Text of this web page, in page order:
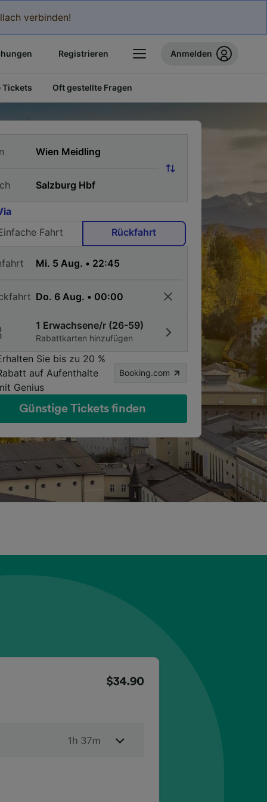
verbinden!
Registrieren Anmelden
Tickets Oft gestellte Fragen
Fahrt
Rückfahrt
1 Erwachsene/r (26-59)
Rabattkarten hinzufügen
Sie bis zu 20 %
auf Aufenthalte
Genius
Booking.com
Günstige Tickets finden